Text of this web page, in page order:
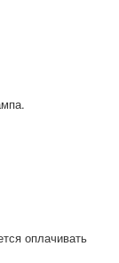
оплачивать